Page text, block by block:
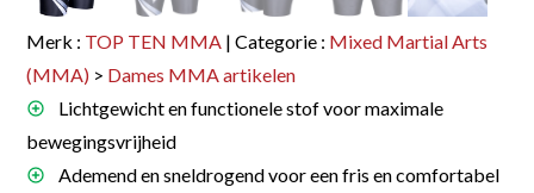
Merk : TOP TEN MMA | Categorie : Mixed Martial Arts
(MMA) > Dames MMA artikelen
Lichtgewicht en functionele stof voor maximale
bewegingsvrijheid
Ademend en sneldrogend voor een fris en comfortabel